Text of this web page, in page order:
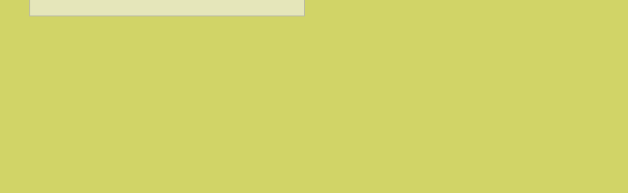
son jardin, comme ici dans le Gers. Une bonne